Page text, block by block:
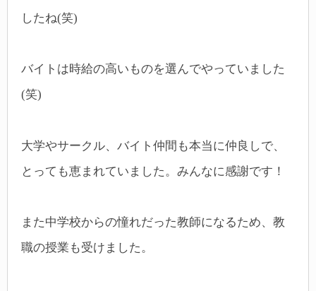
したね(笑)
バイトは時給の高いものを選んでやっていました
(笑)
大学やサークル、バイト仲間も本当に仲良しで、
とっても恵まれていました。みんなに感謝です！
また中学校からの憧れだった教師になるため、教
職の授業も受けました。